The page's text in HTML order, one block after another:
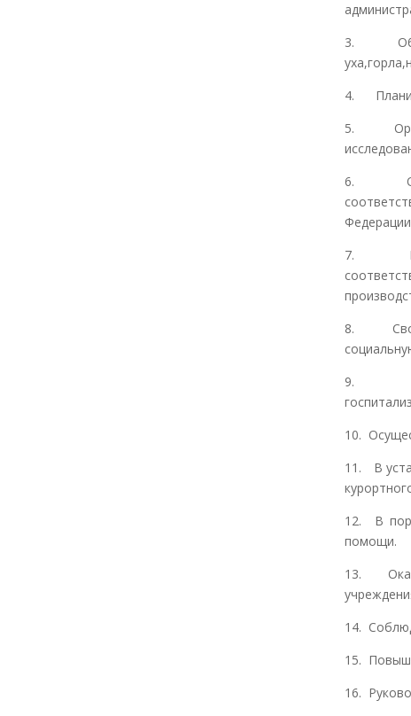
3.
4.
5.
6.
7.
8.
9. В
10.
11. В
12. В
помощи.
13.
14.
15.
16.